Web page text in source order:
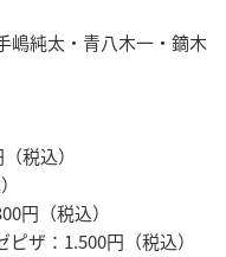
嶋純太・青八木一・鏑木
税込）
円（税込）
ザ：1.500円（税込）